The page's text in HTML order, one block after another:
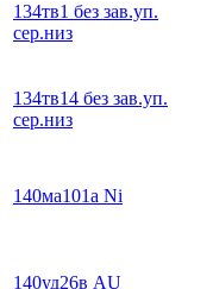
134тв1 без зав.уп.
сер.низ
134тв14 без зав.уп.
сер.низ
140ма101а Ni
140уд26в AU